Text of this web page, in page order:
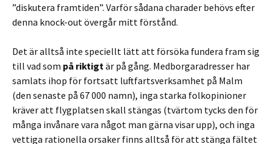
”diskutera framtiden”. Varför sådana charader behövs efter
denna knock-out övergår mitt förstånd.
Det är alltså inte speciellt lätt att försöka fundera fram sig
till vad som på riktigtär på gång. Medborgaradresser har
samlats ihop för fortsatt luftfartsverksamhet på Malm
(den senaste på 67 000 namn), inga starka folkopinioner
kräver att flygplatsen skall stängas (tvärtom tycks den för
många invånare vara något man gärna visar upp), och inga
vettiga rationella orsaker finns alltså för att stänga fältet